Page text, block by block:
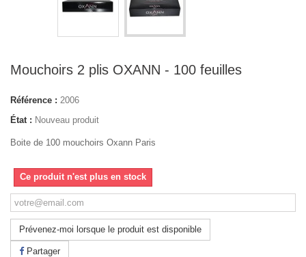
Mouchoirs 2 plis OXANN - 100 feuilles
Référence : 2006
État : Nouveau produit
Boite de 100 mouchoirs Oxann Paris
Ce produit n'est plus en stock
Prévenez-moi lorsque le produit est disponible
Partager